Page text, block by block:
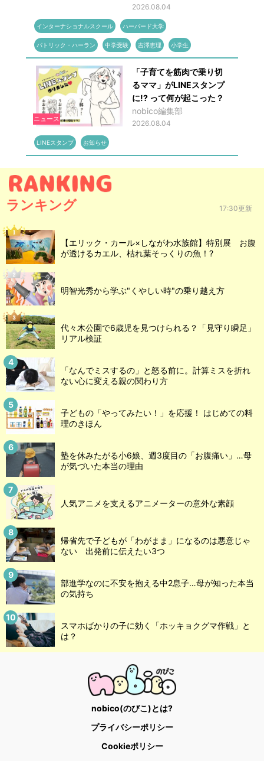
2026.08.04
インターナショナルスクール ハーバード大学
パトリック・ハーラン 中学受験 吉澤恵理 小学生
ニュース
「子育てを筋肉で乗り切
るママ」がLINEスタンプ
に!? って何が起こった？
nobico編集部
2026.08.04
LINEスタンプ お知らせ
ランキング 17:30更新
【エリック・カール×しながわ水族館】特別展 お腹
が透けるカエル、枯れ葉そっくりの魚！?
明智光秀から学ぶ"くやしい時"の乗り越え方
代々木公園で6歳児を見つけられる？「見守り瞬足」
リアル検証
「なんでミスするの」と怒る前に。計算ミスを折れ
ない心に変える親の関わり方
子どもの「やってみたい！」を応援！ はじめての料
理のきほん
塾を休みたがる小6娘、週3度目の「お腹痛い」…母
が気づいた本当の理由
人気アニメを支えるアニメーターの意外な素顔
帰省先で子どもが「わがまま」になるのは悪意じゃ
ない 出発前に伝えたい3つ
部進学なのに不安を抱える中2息子…母が知った本当
の気持ち
スマホばかりの子に効く「ホッキョクグマ作戦」と
は？
nobico(のびこ)とは?
プライバシーポリシー
Cookieポリシー